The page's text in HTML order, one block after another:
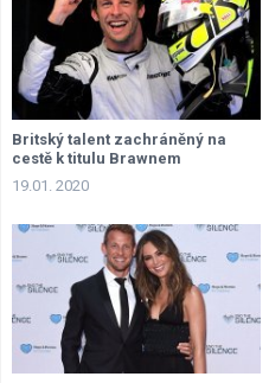
Britský talent zachráněný na
cestě k titulu Brawnem
19.01. 2020